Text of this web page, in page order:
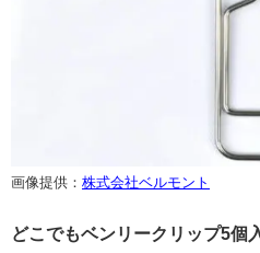
画像提供： 株式会社ベルモント
どこでもベンリークリップ5個